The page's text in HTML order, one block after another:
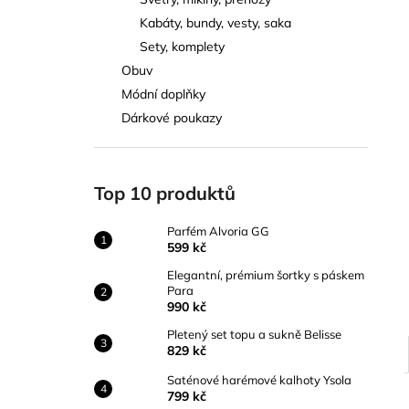
Kabáty, bundy, vesty, saka
Sety, komplety
Obuv
Módní doplňky
Dárkové poukazy
Top 10 produktů
Parfém Alvoria GG
599 kč
Elegantní, prémium šortky s páskem
Para
990 kč
Pletený set topu a sukně Belisse
829 kč
Saténové harémové kalhoty Ysola
799 kč
PARFÉM ALVORIA GG
599 kč